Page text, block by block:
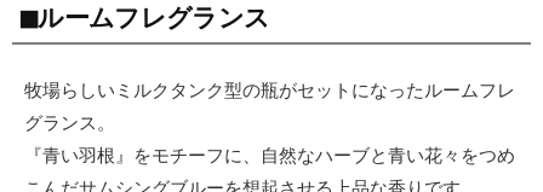
◼︎ルームフレグランス
牧場らしいミルクタンク型の瓶がセットになったルームフレ
グランス。
『青い羽根』をモチーフに、自然なハーブと青い花々をつめ